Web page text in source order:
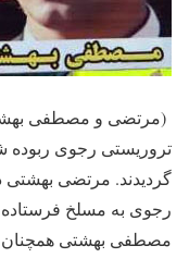
(مرتضی و مصطفی
تروریستی رجوی ربوده
رجوی به مسلخ فرستاده
مصطفی بهشتی همچنان